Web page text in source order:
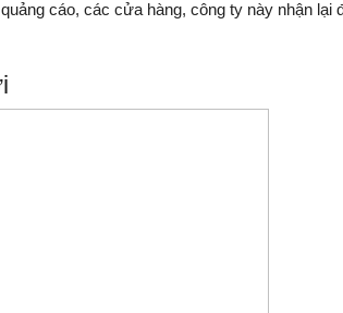
quảng cáo, các cửa hàng, công ty này nhận lại